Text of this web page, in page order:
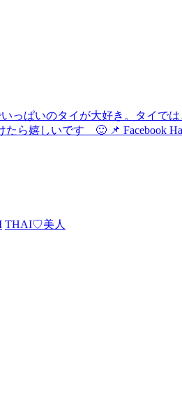
っぱいのタイが大好き。タイで
嬉しいです 🙂 📌 Facebook
THAI♡美人